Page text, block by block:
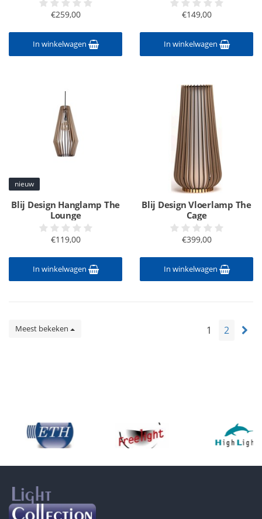
€259,00
In winkelwagen
€149,00
In winkelwagen
nieuw
Blij Design Hanglamp The
Lounge
€119,00
In winkelwagen
Blij Design Vloerlamp The
Cage
€399,00
In winkelwagen
Meest bekeken 1 2